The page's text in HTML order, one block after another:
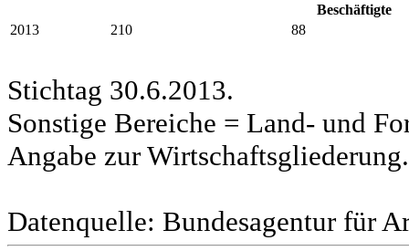
Beschäftigte
2013
210 88
Stichtag 30.6.2013.
Sonstige Bereiche = Land- und
Angabe zur Wirtschaftsgliederung.
Datenquelle: Bundesagentur für